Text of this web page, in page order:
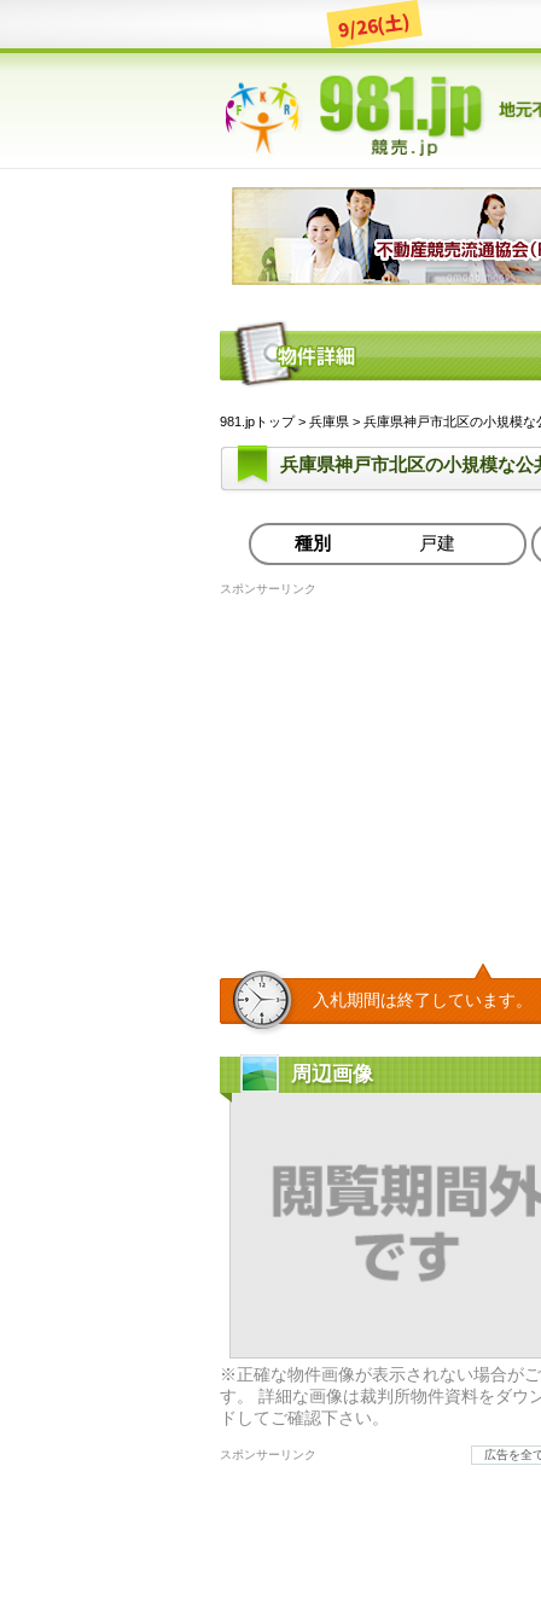
9/26(土)
981.jpトップ> 兵庫県 > 兵庫県神戸市北区の小規模
兵庫県神戸市北区の小規模な
種別 戸建
スポンサーリンク
入札期間は終了しています。
周辺画像
※正確な物件画像が表示されない場合が
す。 詳細な画像は裁判所物件資料をダウ
ドしてご確認下さい。
スポンサーリンク 広告を全